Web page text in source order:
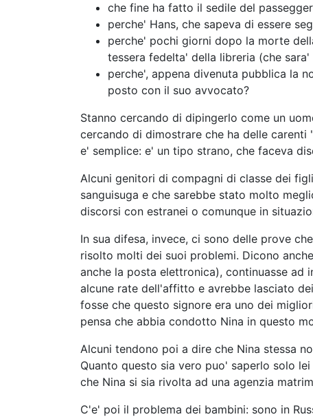
che fine ha fatto il sedile del
perche' Hans, che sapeva di essere
perche' pochi giorni dopo la morte
tessera fedelta' della libreria (che
perche', appena divenuta pubblica la
posto con il suo avvocato?
Stanno cercando di dipingerlo come un
cercando di dimostrare che ha delle
e' semplice: e' un tipo strano, che faceva
Alcuni genitori di compagni di classe dei
sanguisuga e che sarebbe stato molto
discorsi con estranei o comunque in
In sua difesa, invece, ci sono delle prove
risolto molti dei suoi problemi. Dicono
anche la posta elettronica), continuasse
alcune rate dell'affitto e avrebbe lasciato
fosse che questo signore era uno dei
pensa che abbia condotto Nina in questo
Alcuni tendono poi a dire che Nina stessa
Quanto questo sia vero puo' saperlo solo
che Nina si sia rivolta ad una agenzia
C'e' poi il problema dei bambini: sono in